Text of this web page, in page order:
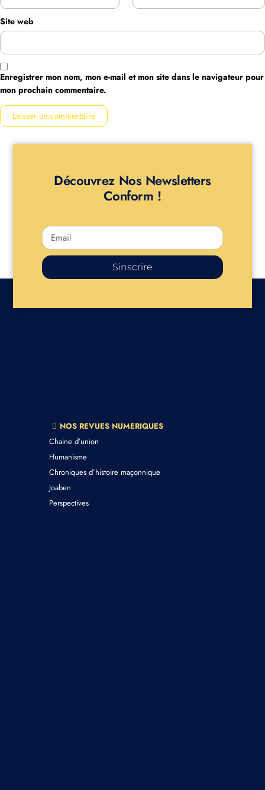
Site web
Enregistrer mon nom, mon e-mail et mon site dans le navigateur pour
mon prochain commentaire.
Découvrez Nos Newsletters
Conform !
Sinscrire
NOS REVUES NUMERIQUES
Chaine d’union
Humanisme
Chroniques d’histoire maçonnique
Joaben
Perspectives